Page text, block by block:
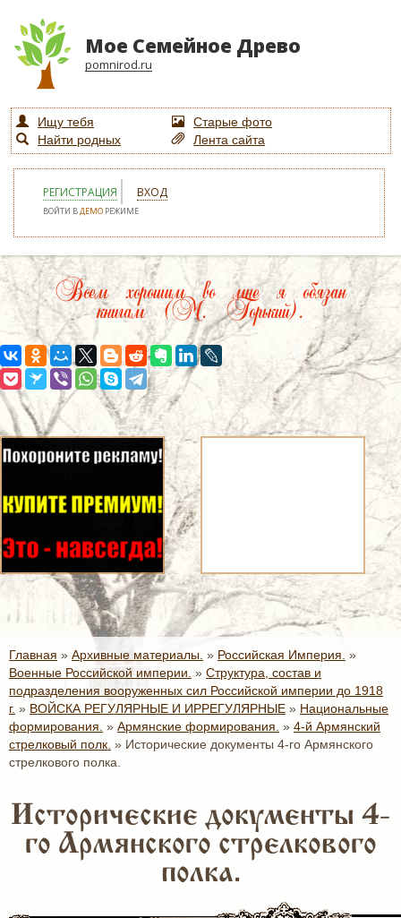
Мое Семейное Древо
pomnirod.ru
Ищу тебя
Старые фото
Найти родных
Лента сайта
РЕГИСТРАЦИЯ ВХОД
ВОЙТИ ВДЕМО РЕЖИМЕ
Всем хорошим во мне я обязан
книгам (М. Горький).
Главная » Архивные материалы. » Российская Империя. »
Военные Российской империи. » Структура, состав и
подразделения вооруженных сил Российской империи до 1918
г. » ВОЙСКА РЕГУЛЯРНЫЕ И ИРРЕГУЛЯРНЫЕ » Национальные
формирования. » Армянские формирования. » 4-й Армянский
стрелковый полк. » Исторические документы 4-го Армянского
стрелкового полка.
Исторические документы 4-
го Армянского стрелкового
полка.